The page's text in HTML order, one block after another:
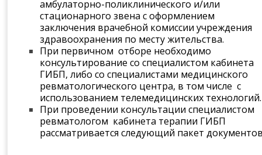
амбулаторно-поликлинического и/или
стационарного звена с оформлением
заключения врачебной комиссии учреждения
здравоохранения по месту жительства.
При первичном отборе необходимо
консультирование со специалистом кабинета
ГИБП, либо со специалистами медицинского
ревматологического центра, в том числе с
использованием телемедицинских
При проведении консультации специалистом
ревматологом кабинета терапии ГИБП
рассматривается следующий пакет